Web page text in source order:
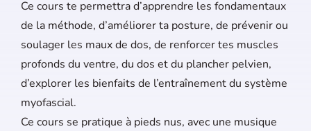
Ce cours te permettra d’apprendre les fondamentaux
de la méthode, d’améliorer ta posture, de prévenir ou
soulager les maux de dos, de renforcer tes muscles
profonds du ventre, du dos et du plancher pelvien,
d’explorer les bienfaits de l’entraînement du système
myofascial.
Ce cours se pratique à pieds nus, avec une musique